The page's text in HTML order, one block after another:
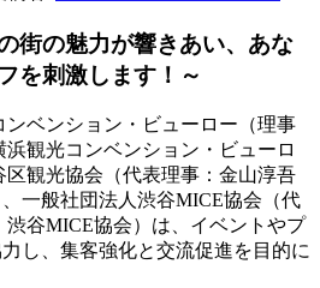
街の魅力が響きあい、あな
を刺激します！～
ベンション・ビューロー（理事
観光コンベンション・ビューロ
観光協会（代表理事：金山淳吾
一般社団法人渋谷MICE協会（代
谷MICE協会）は、イベントやプ
し、集客強化と交流促進を目的に